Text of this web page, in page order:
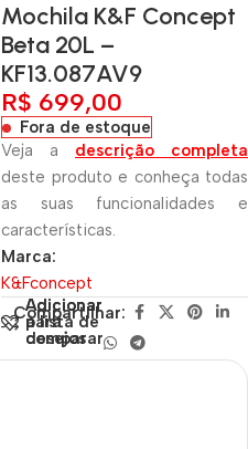
Mochila K&F Concept
Beta 20L –
KF13.087AV9
R$ 699,00
Fora de estoque
Veja a descrição completa
deste produto e conheça todas
as suas funcionalidades e
características.
Marca:
K&Fconcept
Adicionar
para
comparar
Adicionar
à lista de
desejos
Compartilhar: